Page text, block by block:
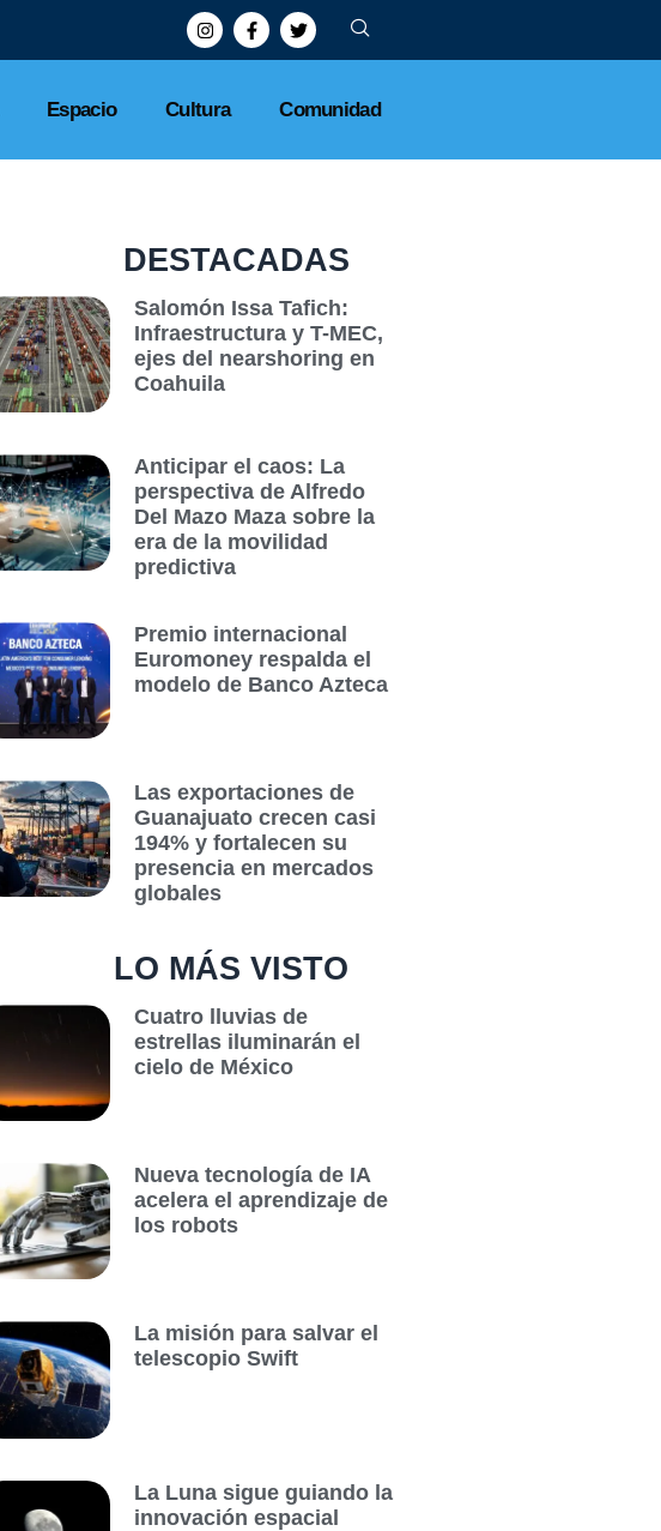
Espacio Cultura Comunidad
DESTACADAS
Salomón Issa Tafich:
Infraestructura y T-MEC,
ejes del nearshoring en
Coahuila
Anticipar el caos: La
perspectiva de Alfredo
Del Mazo Maza sobre la
era de la movilidad
predictiva
Premio internacional
Euromoney respalda el
modelo de Banco Azteca
Las exportaciones de
Guanajuato crecen casi
194% y fortalecen su
presencia en mercados
globales
LO MÁS VISTO
Cuatro lluvias de
estrellas iluminarán el
cielo de México
Nueva tecnología de IA
acelera el aprendizaje de
los robots
La misión para salvar el
telescopio Swift
La Luna sigue guiando la
innovación espacial